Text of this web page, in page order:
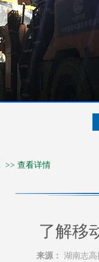
>> 查看详情
了解移
来源： 湖南志高